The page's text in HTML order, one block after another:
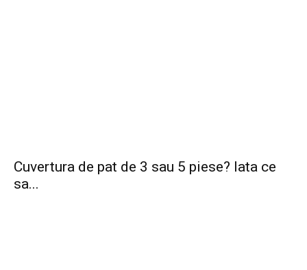
Cuvertura de pat de 3 sau 5 piese? Iata ce
sa...